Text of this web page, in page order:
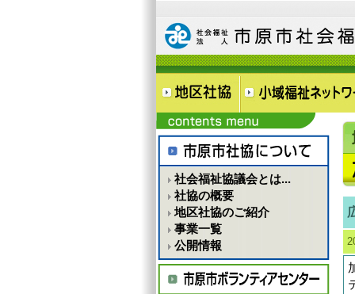
社会福祉協議会とは...
社協の概要
地区社協のご紹介
事業一覧
公開情報